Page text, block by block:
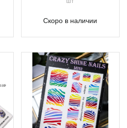
Скоро в наличии